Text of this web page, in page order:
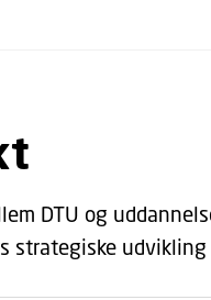
DTU og
strategiske udvikling